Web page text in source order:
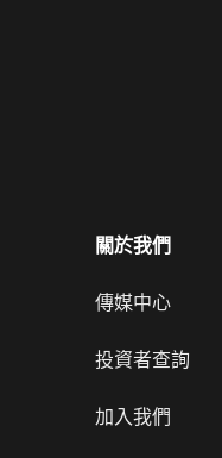
關於我們
傳媒中心
投資者查詢
加入我們